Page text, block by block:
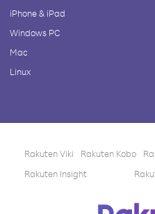
iPhone & iPad
Windows PC
Mac
Linux
Rakuten Viki Rakuten Kobo
Rakuten Insight